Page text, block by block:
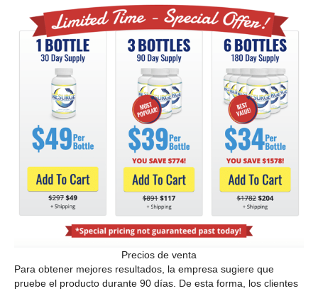
Precios de venta
Para obtener mejores resultados, la empresa sugiere que
pruebe el producto durante 90 días. De esta forma, los clientes